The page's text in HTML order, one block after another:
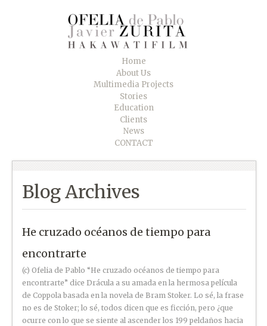
Home
About Us
Multimedia Projects
Stories
Education
Clients
News
CONTACT
Blog Archives
He cruzado océanos de tiempo para
encontrarte
(c) Ofelia de Pablo “He cruzado océanos de tiempo para
encontrarte” dice Drácula a su amada en la hermosa película
de Coppola basada en la novela de Bram Stoker. Lo sé, la frase
no es de Stoker; lo sé, todos dicen que es ficción, pero ¿que
ocurre con lo que se siente al ascender los 199 peldaños hacia